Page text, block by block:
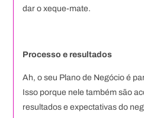
dar o xeque-mate.
Processo e resultados
Ah, o seu Plano de Negócio é
Isso porque nele também são
resultados e expectativas do